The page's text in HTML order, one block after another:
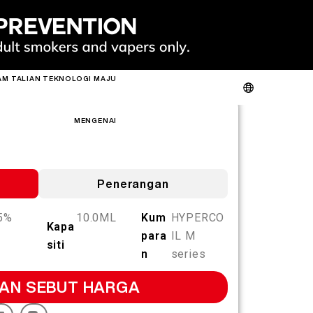
TALIAN TEKNOLOGI MAJU
MENGENAI
FIT
PRODUK
MENGENAI KAMI
Penerangan
Kapa
siti
10.0ML
Kum
para
n
HYPERCO
IL M
series
SEBUT HARGA